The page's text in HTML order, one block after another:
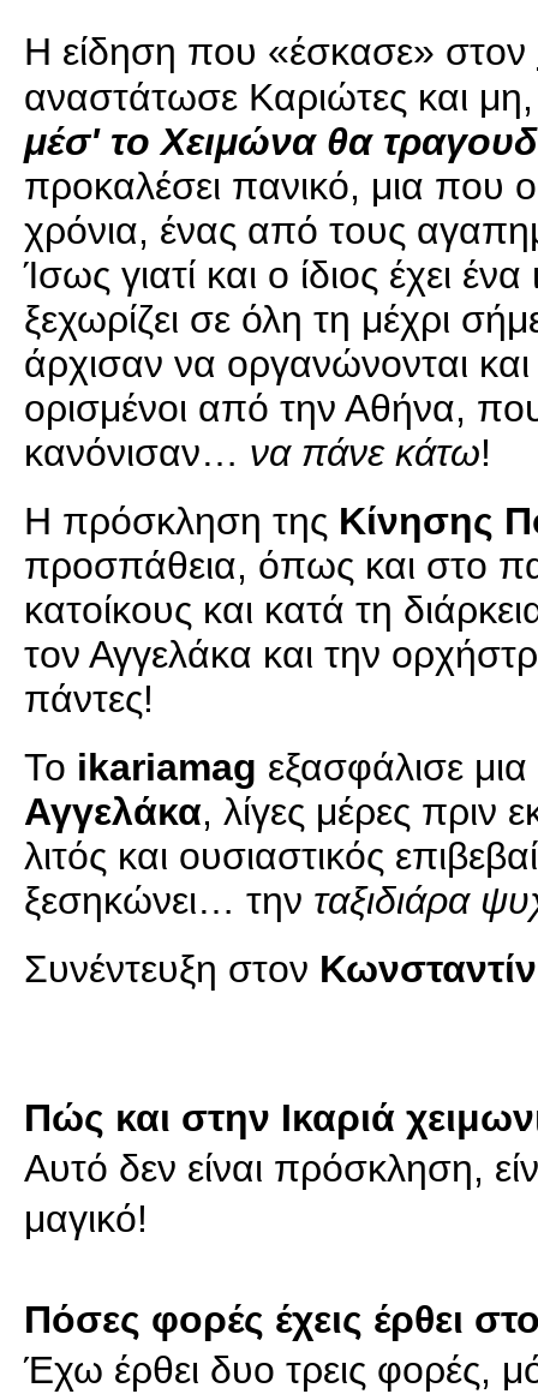
Η είδηση που «έσκασε» στον
αναστάτωσε Καριώτες και
μέσ' το Χειμώνα θα
προκαλέσει πανικό, μια που
χρόνια, ένας από τους
Ίσως γιατί και ο ίδιος έχει
ξεχωρίζει σε όλη τη μέχρι
άρχισαν να οργανώνονται
ορισμένοι από την Αθήνα,
κανόνισαν… να πάνε κάτω!
Η πρόσκληση της Κίνησης
προσπάθεια, όπως και στο
κατοίκους και κατά τη
τον Αγγελάκα και την
πάντες!
Το ikariamag εξασφάλισε
Αγγελάκα, λίγες μέρες πριν
λιτός και ουσιαστικός
ξεσηκώνει… την ταξιδιάρα
Συνέντευξη στον
Πώς και στην Ικαριά
Αυτό δεν είναι πρόσκληση,
μαγικό!
Πόσες φορές έχεις έρθει
Έχω έρθει δυο τρεις φορές,